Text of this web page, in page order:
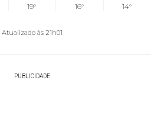
19°
16°
14°
Atualizado às 21h01
PUBLICIDADE